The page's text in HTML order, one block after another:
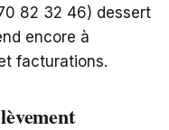
82 32 46) dessert
encore à
facturations.